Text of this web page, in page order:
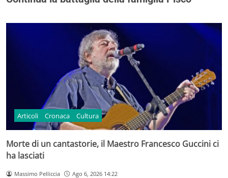
Articoli Cronaca Cultura
Morte di un cantastorie, il Maestro Francesco Guccini ci
ha lasciati
Massimo Pelliccia Ago 6, 2026 14:22